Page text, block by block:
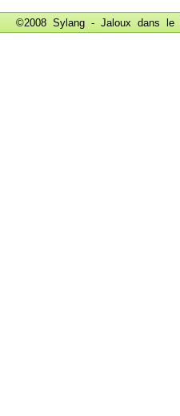
©2008 Sylang - Jaloux dans le